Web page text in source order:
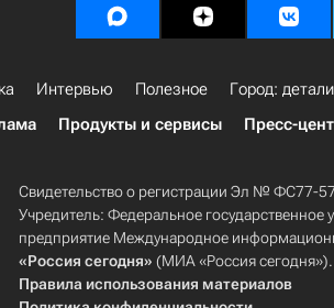
Интервью Полезное Город: детали
Продукты и сервисы Пресс-
Свидетельство о регистрации Эл № ФС77-
Учредитель: Федеральное государственное
предприятие Международное
«Россия сегодня» (МИА «Россия сегодня»).
Правила использования материалов